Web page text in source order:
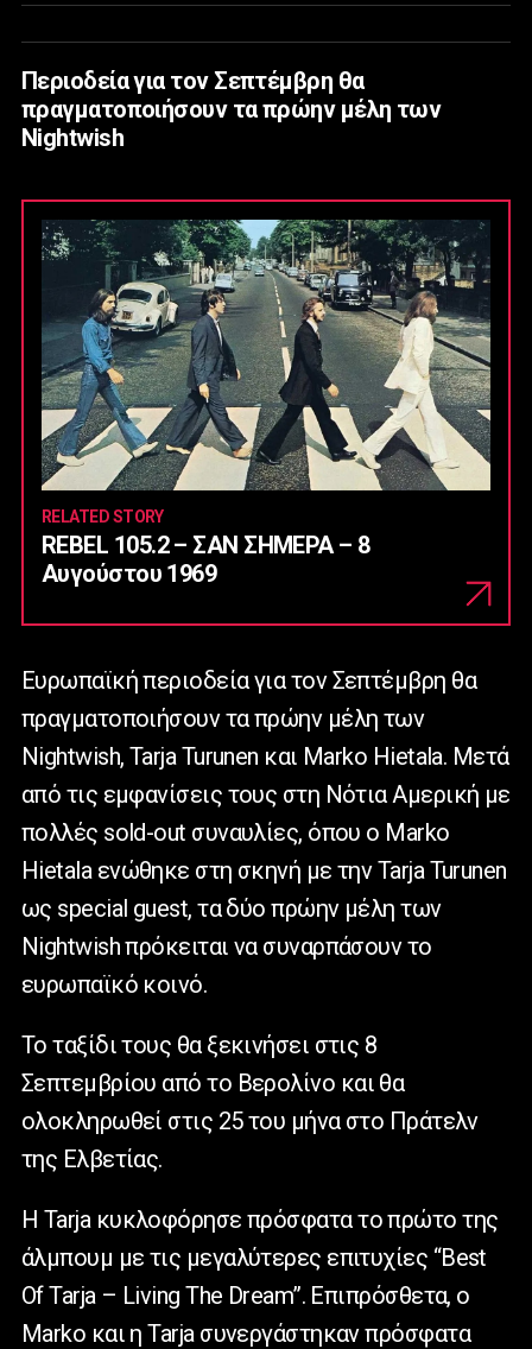
Περιοδεία για τον Σεπτέμβρη θα
πραγματοποιήσουν τα πρώην μέλη των
Nightwish
RELATED STORY
REBEL 105.2 – ΣΑΝ ΣΗΜΕΡΑ – 8
Αυγούστου 1969
Eυρωπαϊκή περιοδεία για τον Σεπτέμβρη θα
πραγματοποιήσουν τα πρώην μέλη των
Nightwish, Tarja Turunen και Marko Hietala. Μετά
από τις εμφανίσεις τους στη Νότια Αμερική με
πολλές sold-out συναυλίες, όπου ο Marko
Hietala ενώθηκε στη σκηνή με την Tarja Turunen
ως special guest, τα δύο πρώην μέλη των
Nightwish πρόκειται να συναρπάσουν το
ευρωπαϊκό κοινό.
Το ταξίδι τους θα ξεκινήσει στις 8
Σεπτεμβρίου από το Βερολίνο και θα
ολοκληρωθεί στις 25 του μήνα στο Πράτελν
της Ελβετίας.
Η Tarja κυκλοφόρησε πρόσφατα το πρώτο της
άλμπουμ με τις μεγαλύτερες επιτυχίες “Best
Of Tarja – Living The Dream”. Επιπρόσθετα, ο
Marko και η Tarja συνεργάστηκαν πρόσφατα